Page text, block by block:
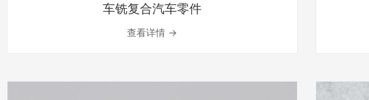
车铣复合汽车零件
查看详情 →